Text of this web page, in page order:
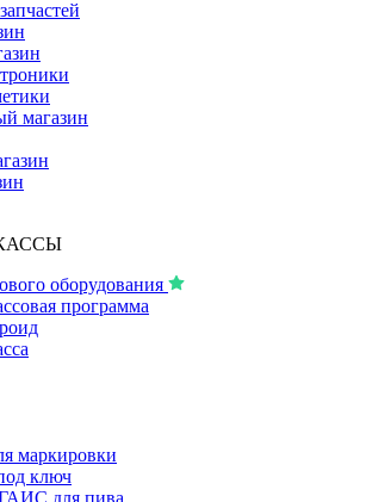
магазин
оборудования
программа
маркировки
ключ